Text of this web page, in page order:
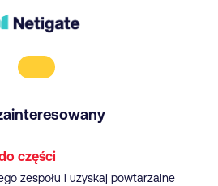
części
zespołu i uzyskaj powtarzalne